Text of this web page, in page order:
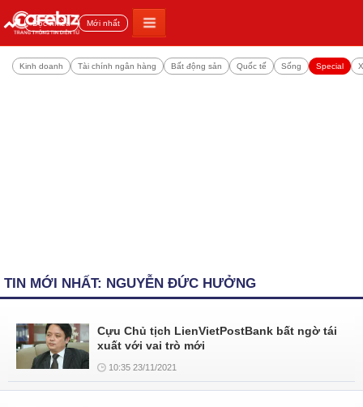
Đọc nhiều Mới nhất
Kinh doanh Tài chính ngân hàng Bất động sản Quốc tế Sống Special
TIN MỚI NHẤT: NGUYỄN ĐỨC HƯỞNG
Cựu Chủ tịch LienVietPostBank bất ngờ tái
xuất với vai trò mới
10:35 23/11/2021